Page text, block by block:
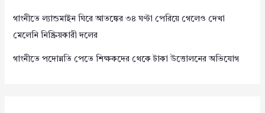
গাংনীতে ল্যান্ডমাইন ঘিরে আতঙ্কের ৩৪ ঘণ্টা পেরিয়ে গেলেও দেখা
মেলেনি নিষ্ক্রিয়কারী দলের
গাংনীতে পদোন্নতি পেতে শিক্ষকদের থেকে টাকা উত্তোলনের অভিযোগ